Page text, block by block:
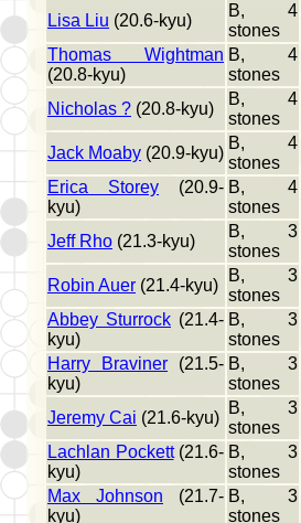
Lisa Liu (20.6-kyu)
B, 4
stones
Thomas Wightman
(20.8-kyu)
B, 4
stones
Nicholas ? (20.8-kyu)
B, 4
stones
Jack Moaby (20.9-kyu)
B, 4
stones
Erica Storey (20.9-
kyu)
B, 4
stones
Jeff Rho (21.3-kyu)
B, 3
stones
Robin Auer (21.4-kyu)
B, 3
stones
Abbey Sturrock (21.4-
kyu)
B, 3
stones
Harry Braviner (21.5-
kyu)
B, 3
stones
Jeremy Cai (21.6-kyu)
B, 3
stones
Lachlan Pockett(21.6-
kyu)
B, 3
stones
Max Johnson (21.7-
kyu)
B, 3
stones